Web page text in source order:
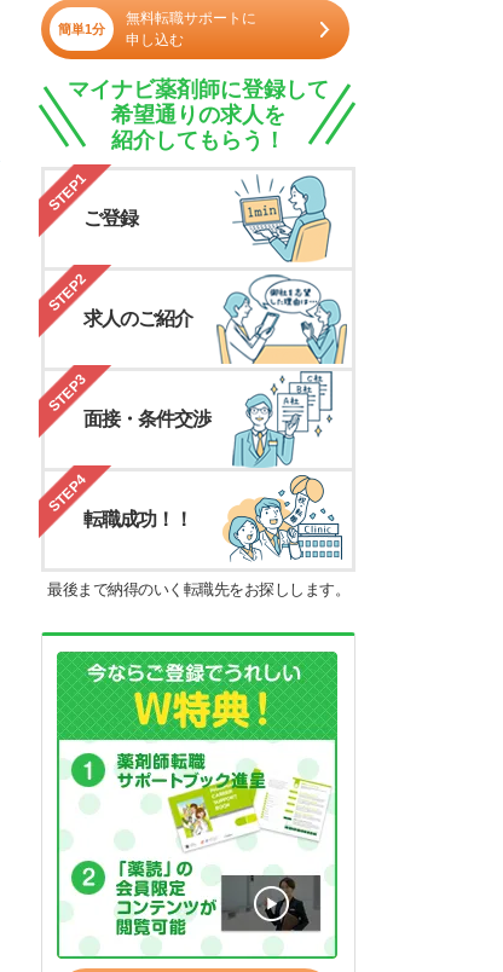
簡単1分
無料転職サポートに
申し込む
マイナビ薬剤師に登録して
希望通りの求人を
紹介してもらう！
STEP1
ご登録
STEP2
求人のご紹介
STEP3
面接・条件交渉
STEP4
転職成功！！
最後まで納得のいく転職先をお探しします。